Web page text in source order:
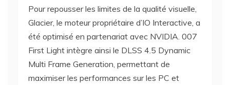
Pour repousser les limites de la qualité visuelle,
Glacier, le moteur propriétaire d’IO Interactive, a
été optimisé en partenariat avec NVIDIA. 007
First Light intègre ainsi le DLSS 4.5 Dynamic
Multi Frame Generation, permettant de
maximiser les performances sur les PC et